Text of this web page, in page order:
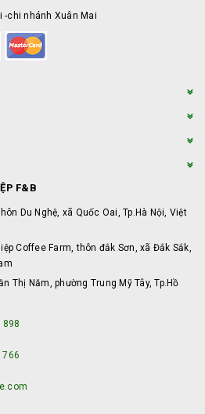
-chi nhánh Xuân Mai
F&B
Du Nghệ, xã Quốc Oai, Tp.Hà Nội, Việt
Coffee Farm, thôn đắk Sơn, xã Đắk Sắk,
Thị Năm, phường Trung Mỹ Tây, Tp.Hồ
898
766